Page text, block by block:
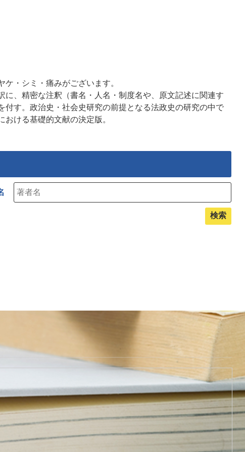
・シミ・痛みがございます。
に、精密な注釈（書名・人名・制度名や、原文記述に関連す
付す。政治史・社会史研究の前提となる法政史の研究の中で
おける基礎的文献の決定版。